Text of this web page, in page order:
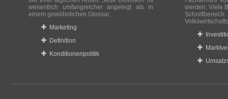
wesentlich umfangreicher angelegt als in
einem gewöhnlichen Glossar.
Marketing
Definition
Konditionenpolitik
werden. Viele